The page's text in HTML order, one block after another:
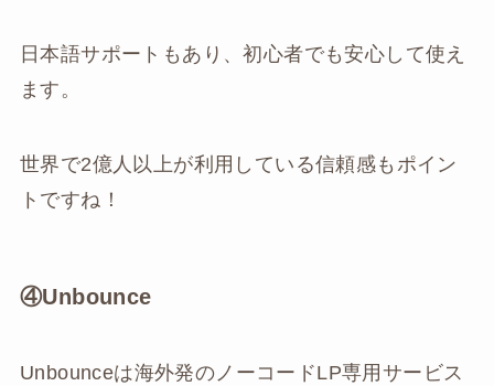
日本語サポートもあり、初心者でも安心して使え
ます。
世界で2億人以上が利用している信頼感もポイン
トですね！
④Unbounce
Unbounceは海外発のノーコードLP専用サービス